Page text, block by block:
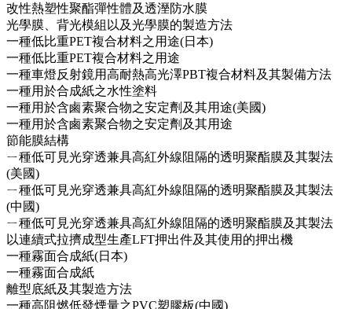
改性熱塑性聚酯彈性體及透溼防水膜
光學膜、背光模組以及光學膜的製造方法
一種低比重PET複合材料之用途(日本)
一種低比重PET複合材料之用途
一種車燈反射鏡用高耐熱高光澤PBT複合材料及其製備方法
一種用於合成紙之水性塗料
一種用於含鹵素聚合物之安定劑及其用途(美國)
一種用於含鹵素聚合物之安定劑及其用途
節能膜結構
ㄧ種低可見光穿透兼具高紅外線阻隔的透明聚酯膜及其製法
(美國)
ㄧ種低可見光穿透兼具高紅外線阻隔的透明聚酯膜及其製法
(中國)
ㄧ種低可見光穿透兼具高紅外線阻隔的透明聚酯膜及其製法
以連續式拉擠成型生產LFT押出件及其使用的押出機
一種霧面合成紙(日本)
一種霧面合成紙
離型底紙及其製造方法
一種高阻燃低發煙量之PVC塑膠板(中國)